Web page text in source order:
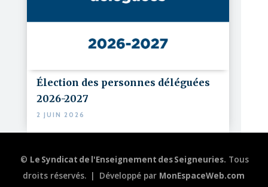
Élection des personnes déléguées
2026-2027
2 JUIN 2026
© Le Syndicat de l'Enseignement des Seigneuries. Tous
droits réservés. | Développé par MonEspaceWeb.com